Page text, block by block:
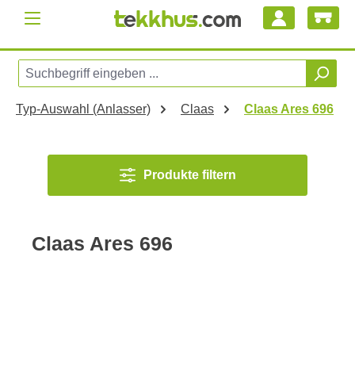
Zum Hauptinhalt springen
Typ-Auswahl (Anlasser) Claas Claas Ares 696
Produkte filtern
Claas Ares 696